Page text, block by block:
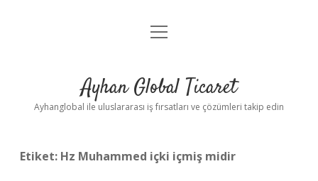
Anasayfa
Yasal Uyarı
menüyü
Ayhan Global Ticaret
Ayhanglobal ile uluslararası iş fırsatları ve çözümleri takip edin
Etiket: Hz Muhammed içki içmiş midir